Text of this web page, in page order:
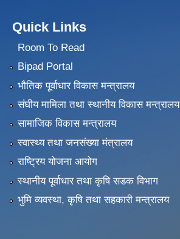
Quick Links
Room To Read
Bipad Portal
भौतिक पूर्वाधार विकास मन्त्रालय
संघीय मामिला तथा स्थानीय विकास मन्त्रालय
सामाजिक विकास मन्त्रालय
स्वास्थ्य तथा जनसंख्या मंत्रालय
राष्ट्रिय योजना आयोग
स्थानीय पूर्वाधार तथा कृषि सडक विभाग
भुमि व्यवस्था, कृषि तथा सहकारी मन्त्रालय